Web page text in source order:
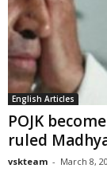
English Articles
POJK
ruled
vskteam - March 8,